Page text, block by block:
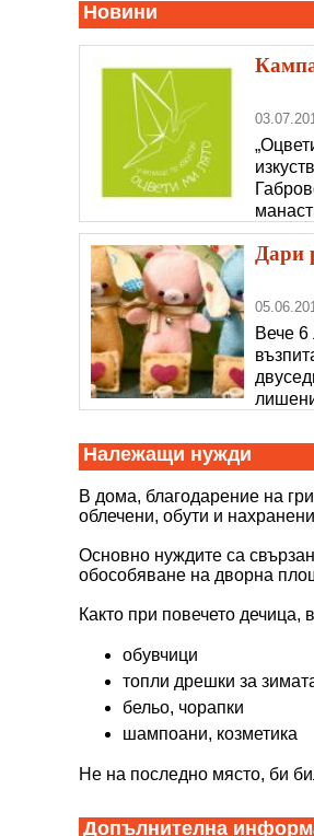
Новини
Дари
Вече 6
Належащи нужди
В домa, благодарение на
облечени, обути и
Основно нуждите са
обособяване на дворна
Както при повечето дечица,
обувчици
топли дрешки за
бельо, чорапки
шампоани, козметика
Не на последно място, би
Допълнителна